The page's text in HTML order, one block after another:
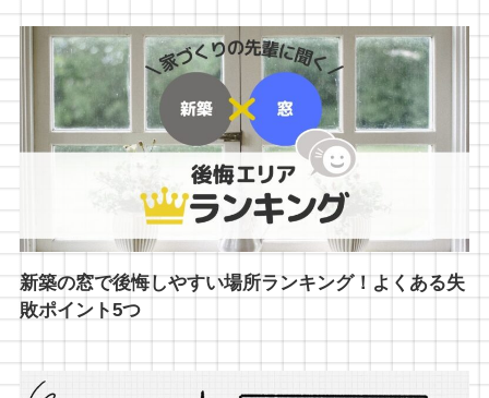
新築の窓で後悔しやすい場所ランキング！よくある失
敗ポイント5つ